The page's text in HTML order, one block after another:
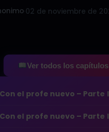
02 de noviembre de
Ver todos los capítulos
Con el profe nuevo – Parte I
Con el profe nuevo – Parte